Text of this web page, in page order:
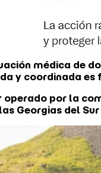
médica de
y coordinada
por la
Georgias del